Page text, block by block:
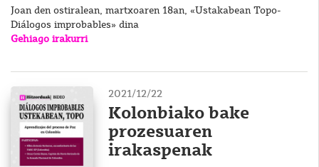
Joan den ostiralean, martxoaren 18an, «Ustakabean Topo-
Diálogos improbables» dina
Gehiago irakurri
2021/12/22
Kolonbiako bake
prozesuaren
irakaspenak